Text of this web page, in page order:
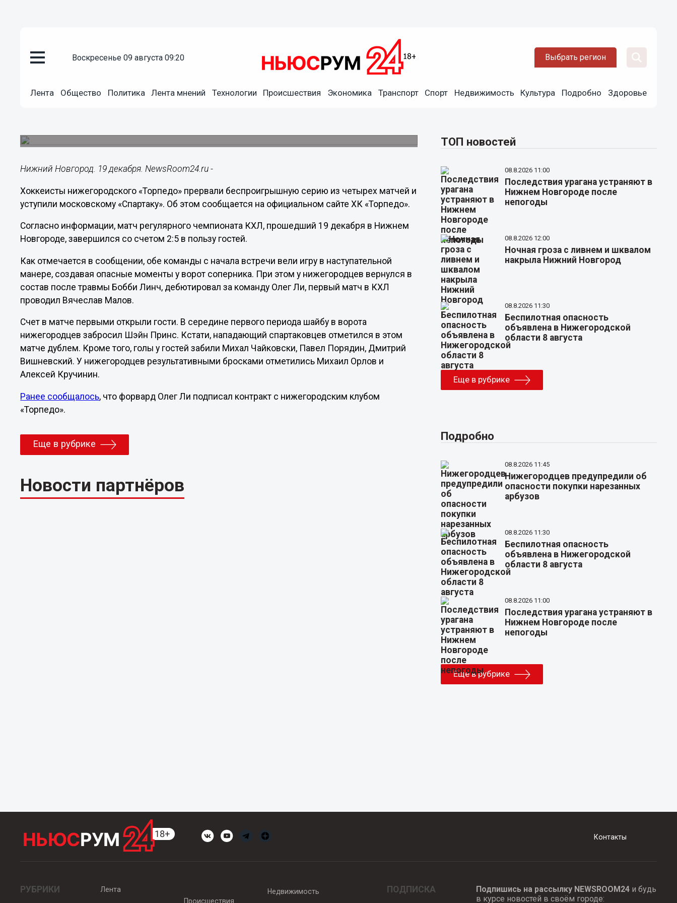
воскресенье 09 августа 09:20 Выбрать регион
Лента Общество Политика Лента мнений Технологии Происшествия Экономика Транспорт Спорт Недвижимость Культура Подробно Здоровье
Нижегородское «Торпедо» проиграло дома «Спартаку» со
Нижний Новгород. 19 декабря. NewsRoom24.ru -
Хоккеисты нижегородского «Торпедо» прервали беспроигрышную серию из четырех матчей и
уступили московскому «Спартаку». Об этом сообщается на официальном сайте ХК «Торпедо».
Согласно информации, матч регулярного чемпионата КХЛ, прошедший 19 декабря в Нижнем
Новгороде, завершился со счетом 2:5 в пользу гостей.
Как отмечается в сообщении, обе команды с начала встречи вели игру в наступательной
манере, создавая опасные моменты у ворот соперника. При этом у нижегородцев вернулся в
состав после травмы Бобби Линч, дебютировал за команду Олег Ли, первый матч в КХЛ
проводил Вячеслав Малов.
Счет в матче первыми открыли гости. В середине первого периода шайбу в ворота
нижегородцев забросил Шэйн Принс. Кстати, нападающий спартаковцев отметился в этом
матче дублем. Кроме того, голы у гостей забили Михал Чайковски, Павел Порядин, Дмитрий
Вишневский. У нижегородцев результативными бросками отметились Михаил Орлов и
Алексей Кручинин.
Ранее сообщалось, что форвард Олег Ли подписал контракт с нижегородским клубом
«Торпедо».
Еще в рубрике
Новости партнёров
ТОП новостей
08.8.2026 11:00
Последствия урагана устраняют в
Нижнем Новгороде после
непогоды
08.8.2026 12:00
Ночная гроза с ливнем и шквалом
накрыла Нижний Новгород
08.8.2026 11:30
Беспилотная опасность
объявлена в Нижегородской
области 8 августа
Еще в рубрике
Подробно
08.8.2026 11:45
Нижегородцев предупредили об
опасности покупки нарезанных
арбузов
08.8.2026 11:30
Беспилотная опасность
объявлена в Нижегородской
области 8 августа
08.8.2026 11:00
Последствия урагана устраняют в
Нижнем Новгороде после
непогоды
Еще в рубрике
Контакты
РУБРИКИ
Лента
Происшествия
Недвижимость ПОДПИСКА Подпишись на рассылку NEWSROOM24и будь
в курсе новостей в своём городе: